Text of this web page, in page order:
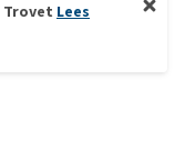
Trovet Lees